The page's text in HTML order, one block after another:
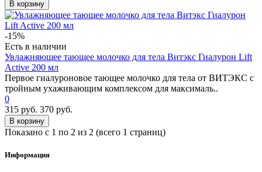
В корзину
-15%
Есть в наличии
Увлажняющее тающее молочко для тела Витэкс Гиалурон Lift
Active 200 мл
Первое гиалуроновое тающее молочко для тела от ВИТЭКС с
тройным ухаживающим комплексом для максималь..
0
315 руб. 370 руб.
В корзину
Показано с 1 по 2 из 2 (всего 1 страниц)
Информация